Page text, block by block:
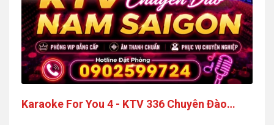
Karaoke For You 4 - KTV 336 Chuyên Đào